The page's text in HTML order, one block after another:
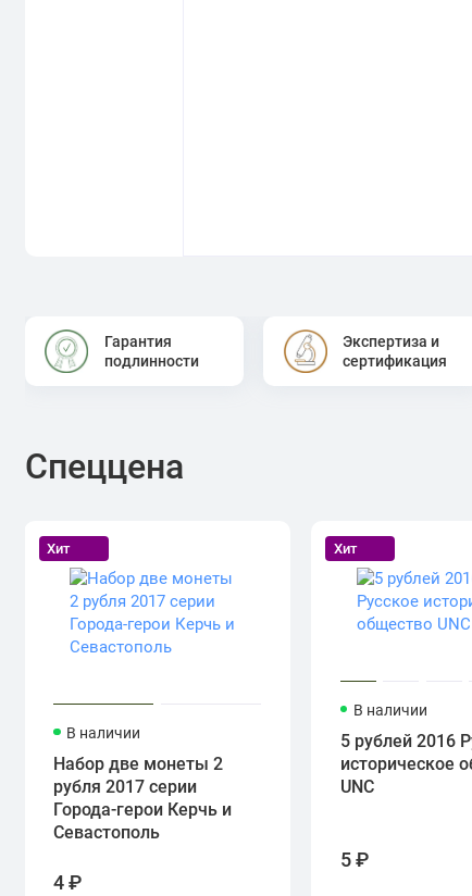
Гарантия
подлинности
Экспертиза и
сертификация
Спеццена
Хит
В наличии
Набор две монеты 2
рубля 2017 серии
Города-герои Керчь и
Севастополь
4 ₽
Хит
В наличии
5 рублей 2016
историческое
UNC
5 ₽